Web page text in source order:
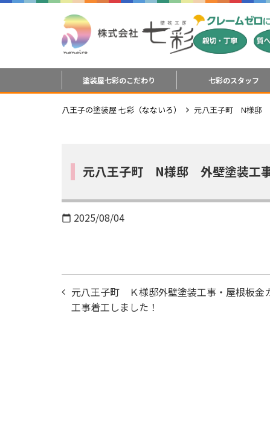
塗装屋七彩のこだわり 七彩のスタッフ
八王子の塗装屋 七彩（なないろ） 元八王子町 N様邸
元八王子町 N様邸 外壁塗装工事
calendar_today 2025/08/04
投
稿
元八王子町 Ｋ様邸外壁塗装工事・屋根板金
工事着工しました！